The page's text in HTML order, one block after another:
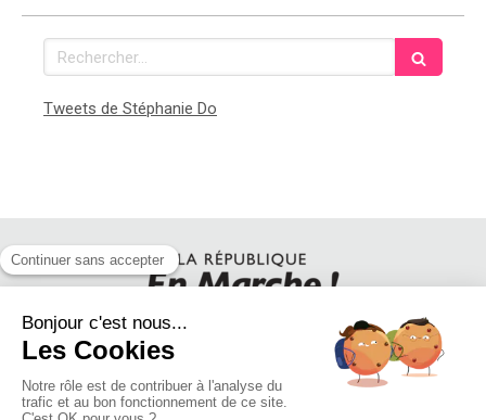
Rechercher
Tweets de Stéphanie Do
SUIVEZ STEPHANIE DO SUR LES RESEAUX SOCIAUX